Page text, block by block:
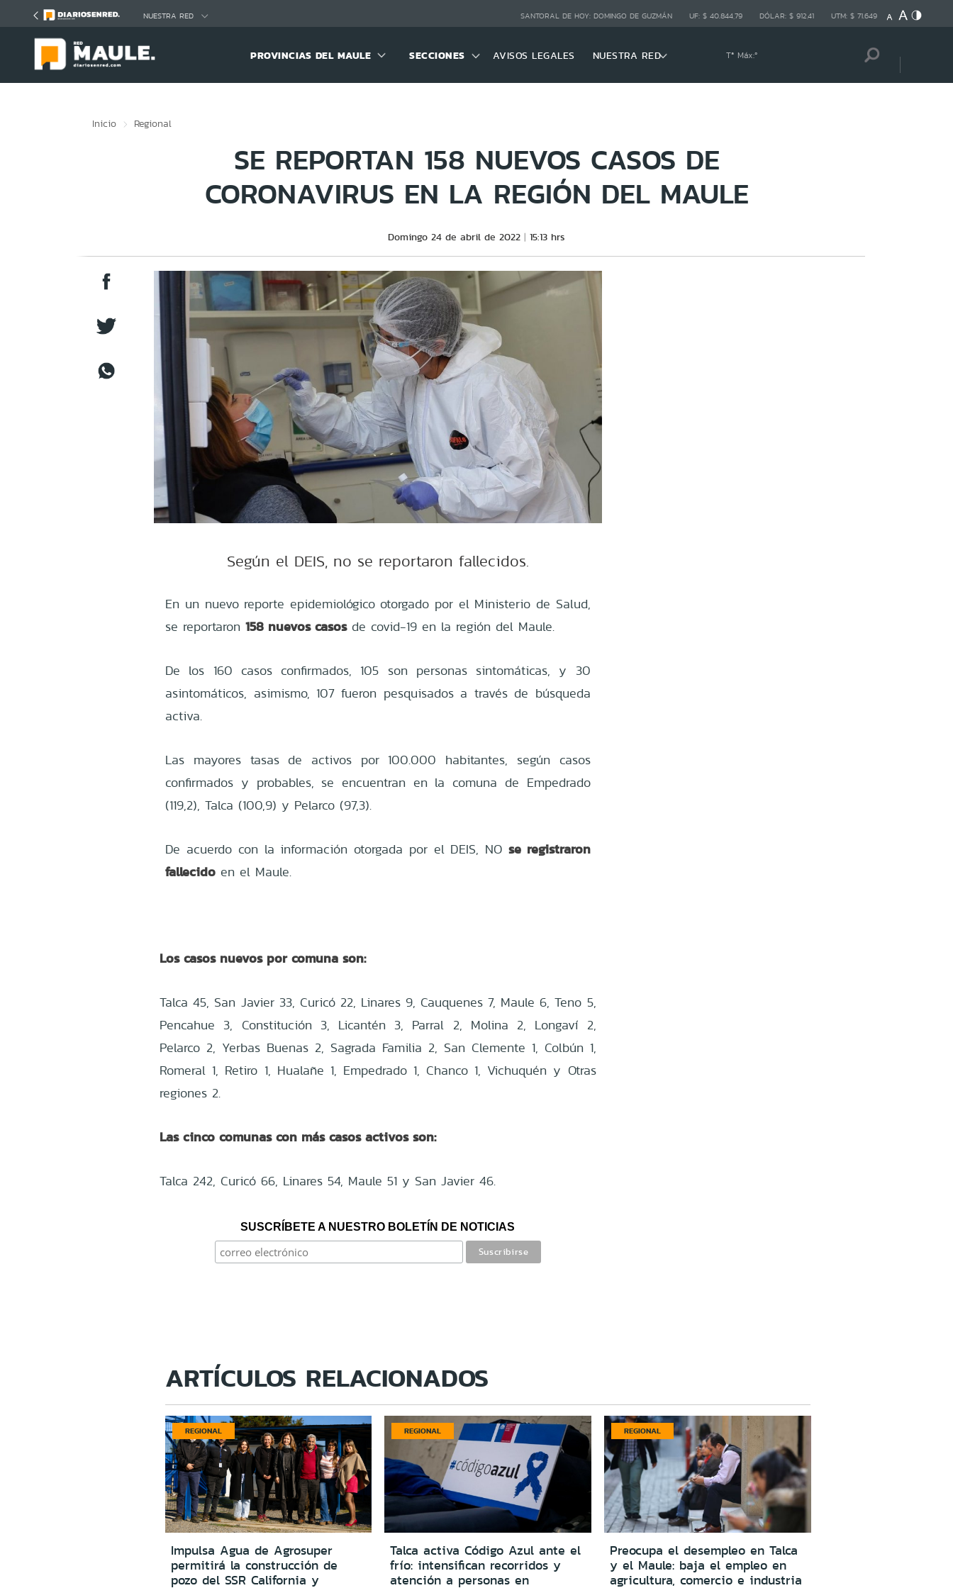
NUESTRA RED SANTORAL DE HOY: DOMINGO DE GUZMÁN UF: $ 40.844,79 DÓLAR: $ 912,41 UTM: $ 71.649
PROVINCIAS DEL MAULE SECCIONES AVISOS LEGALES NUESTRA RED Tª Máx:º
Inicio Regional
SE REPORTAN 158 NUEVOS CASOS DE
CORONAVIRUS EN LA REGIÓN DEL MAULE
Domingo 24 de abril de 2022 15:13 hrs
Según el DEIS, no se reportaron fallecidos.
En un nuevo reporte epidemiológico otorgado por el Ministerio de Salud,
se reportaron 158 nuevos casos de covid-19 en la región del Maule.
De los 160 casos confirmados, 105 son personas sintomáticas, y 30
asintomáticos, asimismo, 107 fueron pesquisados a través de búsqueda
activa.
Las mayores tasas de activos por 100.000 habitantes, según casos
confirmados y probables, se encuentran en la comuna de Empedrado
(119,2), Talca (100,9) y Pelarco (97,3).
De acuerdo con la información otorgada por el DEIS, NO se registraron
fallecido en el Maule.
Los casos nuevos por comuna son:
Talca 45, San Javier 33, Curicó 22, Linares 9, Cauquenes 7, Maule 6, Teno 5,
Pencahue 3, Constitución 3, Licantén 3, Parral 2, Molina 2, Longaví 2,
Pelarco 2, Yerbas Buenas 2, Sagrada Familia 2, San Clemente 1, Colbún 1,
Romeral 1, Retiro 1, Hualañe 1, Empedrado 1, Chanco 1, Vichuquén y Otras
regiones 2.
Las cinco comunas con más casos activos son:
Talca 242, Curicó 66, Linares 54, Maule 51 y San Javier 46.
SUSCRÍBETE A NUESTRO BOLETÍN DE NOTICIAS
ARTÍCULOS RELACIONADOS
REGIONAL
Impulsa Agua de Agrosuper
permitirá la construcción de
pozo del SSR California y
REGIONAL
Talca activa Código Azul ante el
frío: intensifican recorridos y
atención a personas en
REGIONAL
Preocupa el desempleo en Talca
y el Maule: baja el empleo en
agricultura, comercio e industria